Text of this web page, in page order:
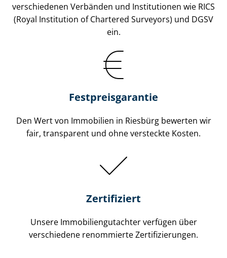
verschiedenen Verbänden und Institutionen wie RICS
(Royal Institution of Chartered Surveyors) und DGSV
ein.
Festpreis​garantie
Den Wert von Immobilien in Riesbürg bewerten wir
fair, transparent und ohne versteckte Kosten.
Zertifiziert
Unsere Immobilien­gutachter verfügen über
verschiedene renommierte Zer­ti­fi­zie­run­gen.